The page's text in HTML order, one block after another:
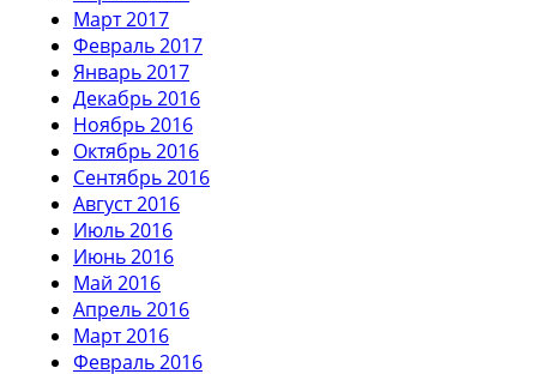
Март 2017
Февраль 2017
Январь 2017
Декабрь 2016
Ноябрь 2016
Октябрь 2016
Сентябрь 2016
Август 2016
Июль 2016
Июнь 2016
Май 2016
Апрель 2016
Март 2016
Февраль 2016